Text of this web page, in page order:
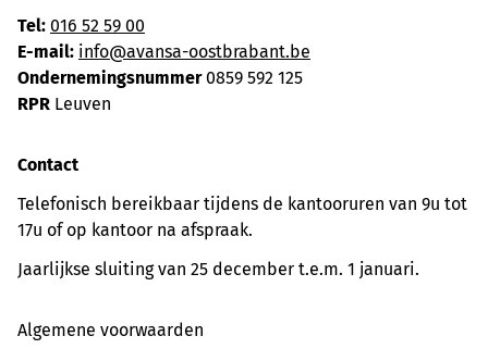
Tel: 016 52 59 00
E-mail: info@avansa-oostbrabant.be
Ondernemingsnummer0859 592 125
RPR Leuven
Contact
Telefonisch bereikbaar tijdens de kantooruren van 9u tot
17u of op kantoor na afspraak.
Jaarlijkse sluiting van 25 december t.e.m. 1 januari.
Algemene voorwaarden